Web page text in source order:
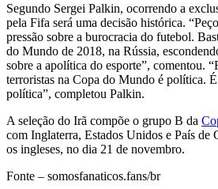
Segundo Sergei Palkin, ocorrendo a
pela Fifa será uma decisão histórica.
pressão sobre a burocracia do futebol.
do Mundo de 2018, na Rússia,
sobre a apolítica do esporte”, comentou.
terroristas na Copa do Mundo é política. É
política”, completou Palkin.
A seleção do Irã compõe o grupo B da
com Inglaterra, Estados Unidos e País de
os ingleses, no dia 21 de novembro.
Fonte – somosfanaticos.fans/br